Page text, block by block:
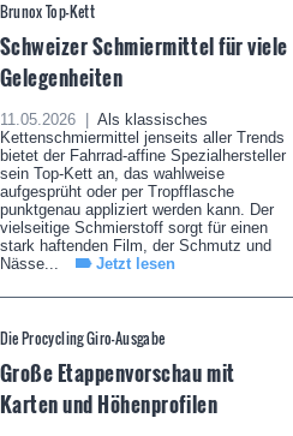
Brunox Top-Kett
Schweizer Schmiermittel für viele
Gelegenheiten
11.05.2026 |
Als klassisches
Kettenschmiermittel jenseits aller Trends
bietet der Fahrrad-affine Spezialhersteller
sein Top-Kett an, das wahlweise
aufgesprüht oder per Tropfflasche
punktgenau appliziert werden kann. Der
vielseitige Schmierstoff sorgt für einen
stark haftenden Film, der Schmutz und
Nässe...
Jetzt lesen
Die Procycling Giro-Ausgabe
Große Etappenvorschau mit
Karten und Höhenprofilen